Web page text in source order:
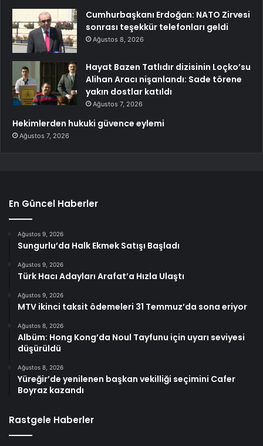
Cumhurbaşkanı Erdoğan: NATO Zirvesi
sonrası teşekkür telefonları geldi
Ağustos 8, 2026
Hayat Bazen Tatlıdır dizisinin Loçko’su
Alihan Aracı nişanlandı: Sade törene
yakın dostlar katıldı
Ağustos 7, 2026
Hekimlerden hukuki güvence eylemi
Ağustos 7, 2026
En Güncel Haberler
Ağustos 9, 2026
Sungurlu’da Halk Ekmek Satışı Başladı
Ağustos 9, 2026
Türk Hacı Adayları Arafat’a Hızla Ulaştı
Ağustos 9, 2026
MTV ikinci taksit ödemeleri 31 Temmuz’da sona eriyor
Ağustos 8, 2026
Albüm: Hong Kong’da Noul Tayfunu için uyarı seviyesi
düşürüldü
Ağustos 8, 2026
Yüreğir’de yenilenen başkan vekilliği seçimini Cafer
Boyraz kazandı
Rastgele Haberler